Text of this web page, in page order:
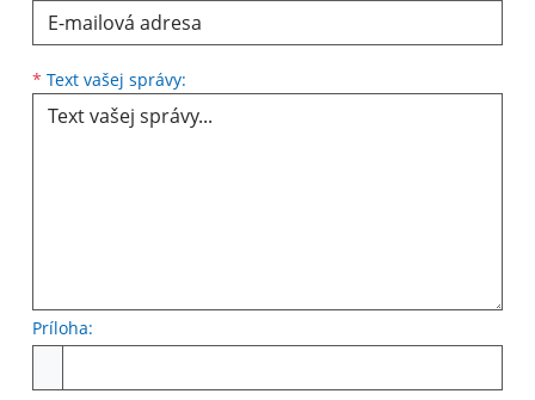
* Text vašej správy:
Príloha: